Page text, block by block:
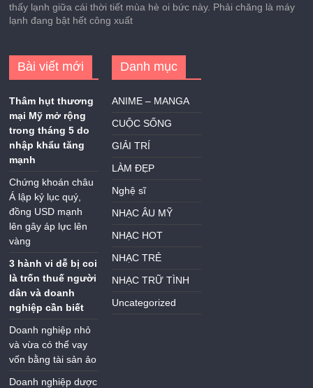
thấy lạnh giữa cái thời tiết mùa hè oi bức này. Phải chăng là máy
lạnh đang bật hết công xuất
Bài viết mới
Thâm hụt thương
mại Mỹ mở rộng
trong tháng 5 do
nhập khẩu tăng
mạnh
Chứng khoán châu
Á lập kỷ lục quý,
đồng USD mạnh
lên gây áp lực lên
vàng
3 hành vi dễ bị coi
là trốn thuế người
dân và doanh
nghiệp cần biết
Doanh nghiệp nhỏ
và vừa có thể vay
vốn bằng tài sản ảo
Doanh nghiệp dược
Danh mục
ANIME – MANGA
CUỘC SỐNG
GIẢI TRÍ
LÀM ĐẸP
Nghệ sĩ
NHẠC ÂU MỸ
NHẠC HOT
NHẠC TRẺ
NHẠC TRỮ TÌNH
Uncategorized